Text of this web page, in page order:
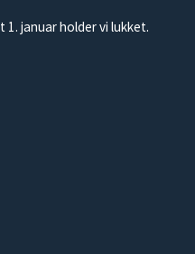
1. januar holder vi lukket.